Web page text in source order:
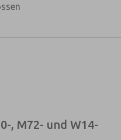
, M72- und W14-